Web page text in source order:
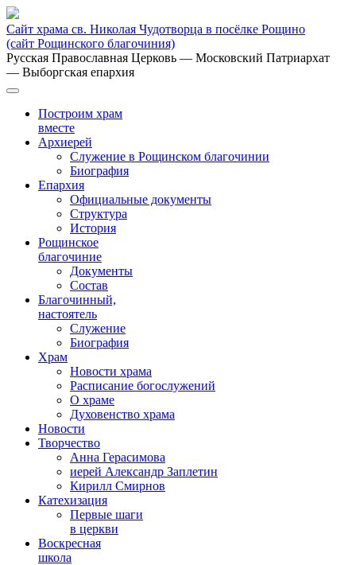
Сайт храма св. Николая Чудотворца в посёлке Рощино
(сайт Рощинского благочиния)
Русская Православная Церковь — Московский Патриархат
— Выборгская епархия
Построим храм
вместе
Архиерей
Служение в Рощинском благочинии
Биография
Епархия
Официальные документы
Структура
История
Рощинское
благочиние
Документы
Состав
Благочинный,
настоятель
Служение
Биография
Храм
Новости храма
Расписание богослужений
О храме
Духовенство храма
Новости
Творчество
Анна Герасимова
иерей Александр Заплетин
Кирилл Смирнов
Катехизация
Первые шаги
в церкви
Воскресная
школа